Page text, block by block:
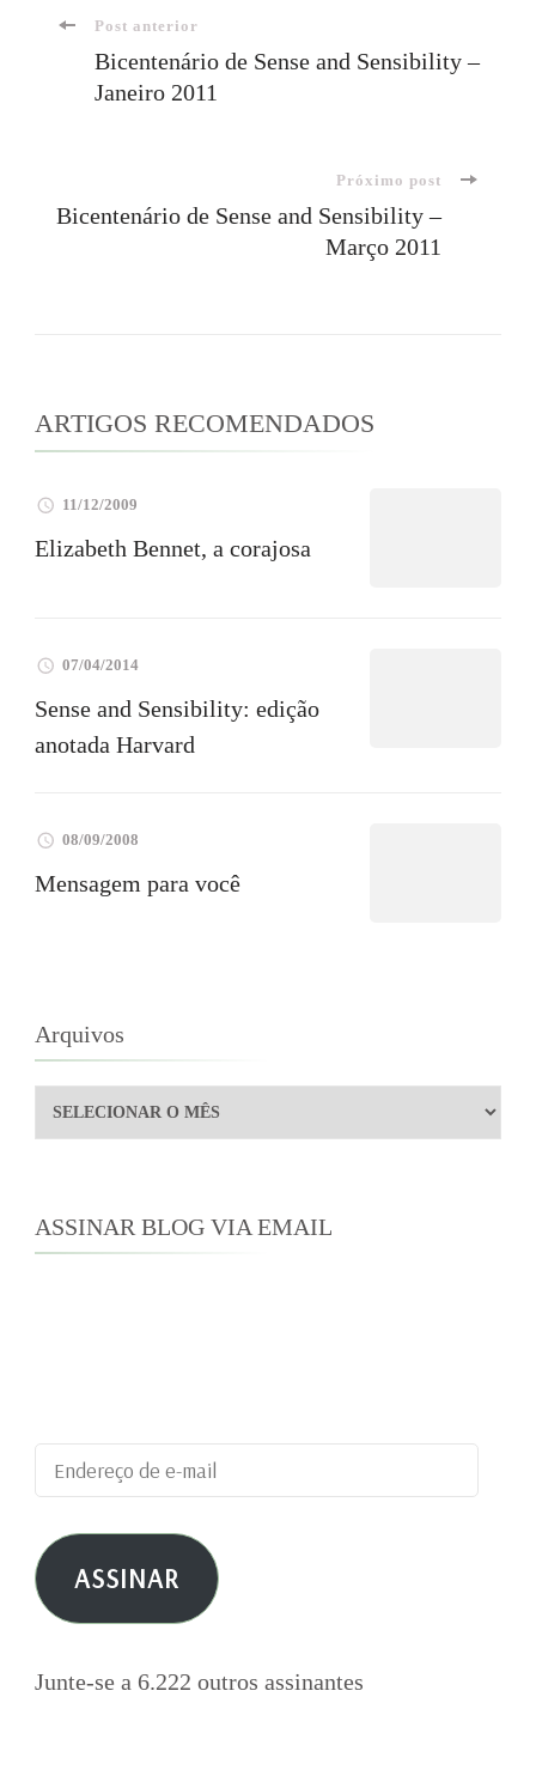
Navegação
Post anterior
Bicentenário de Sense and Sensibility –
Janeiro 2011
Próximo post
Bicentenário de Sense and Sensibility –
Março 2011
ARTIGOS RECOMENDADOS
11/12/2009
Elizabeth Bennet, a corajosa
07/04/2014
Sense and Sensibility: edição
anotada Harvard
08/09/2008
Mensagem para você
Arquivos
Arquivos
ASSINAR BLOG VIA EMAIL
Endereço
de
e-
mail ASSINAR
Junte-se a 6.222 outros assinantes